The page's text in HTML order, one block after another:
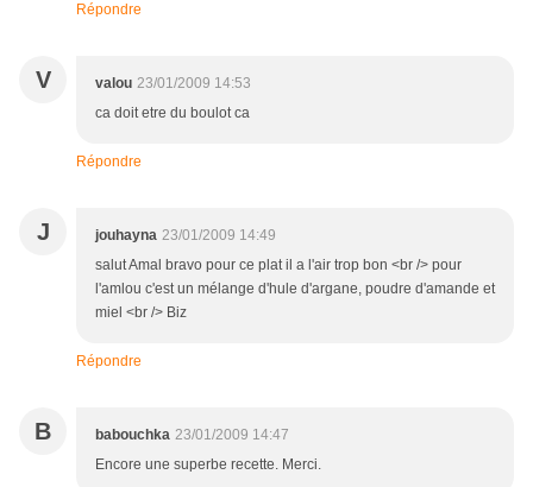
Répondre
V valou 23/01/2009 14:53
ca doit etre du boulot ca
Répondre
J jouhayna 23/01/2009 14:49
salut Amal bravo pour ce plat il a l'air trop bon <br /> pour
l'amlou c'est un mélange d'hule d'argane, poudre d'amande et
miel <br /> Biz
Répondre
B babouchka 23/01/2009 14:47
Encore une superbe recette. Merci.